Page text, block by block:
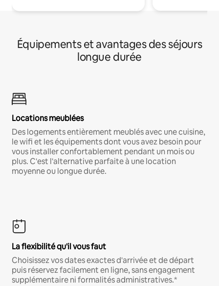
Équipements et avantages des séjours
longue durée
Locations meublées
Des logements entièrement meublés avec une cuisine,
le wifi et les équipements dont vous avez besoin pour
vous installer confortablement pendant un mois ou
plus. C'est l'alternative parfaite à une location
moyenne ou longue durée.
La flexibilité qu'il vous faut
Choisissez vos dates exactes d'arrivée et de départ
puis réservez facilement en ligne, sans engagement
supplémentaire ni formalités administratives.*